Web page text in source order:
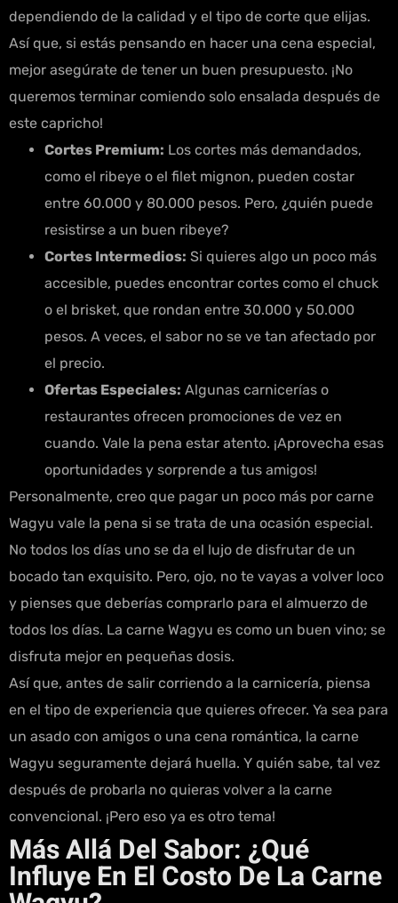
dependiendo de la calidad y el tipo de corte que elijas.
Así que, si estás pensando en hacer una cena especial,
mejor asegúrate de tener un buen presupuesto. ¡No
queremos terminar comiendo solo ensalada después de
este capricho!
Cortes Premium: Los cortes más demandados,
como el ribeye o el filet mignon, pueden costar
entre 60.000 y 80.000 pesos. Pero, ¿quién puede
resistirse a un buen ribeye?
Cortes Intermedios: Si quieres algo un poco más
accesible, puedes encontrar cortes como el chuck
o el brisket, que rondan entre 30.000 y 50.000
pesos. A veces, el sabor no se ve tan afectado por
el precio.
Ofertas Especiales: Algunas carnicerías o
restaurantes ofrecen promociones de vez en
cuando. Vale la pena estar atento. ¡Aprovecha esas
oportunidades y sorprende a tus amigos!
Personalmente, creo que pagar un poco más por carne
Wagyu vale la pena si se trata de una ocasión especial.
No todos los días uno se da el lujo de disfrutar de un
bocado tan exquisito. Pero, ojo, no te vayas a volver loco
y pienses que deberías comprarlo para el almuerzo de
todos los días. La carne Wagyu es como un buen vino; se
disfruta mejor en pequeñas dosis.
Así que, antes de salir corriendo a la carnicería, piensa
en el tipo de experiencia que quieres ofrecer. Ya sea para
un asado con amigos o una cena romántica, la carne
Wagyu seguramente dejará huella. Y quién sabe, tal vez
después de probarla no quieras volver a la carne
convencional. ¡Pero eso ya es otro tema!
Más Allá Del Sabor: ¿Qué
Influye En El Costo De La Carne